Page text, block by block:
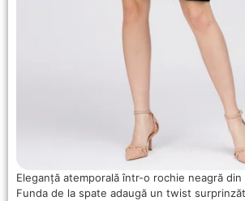
Eleganță atemporală într-o rochie neagră
Funda de la spate adaugă un twist